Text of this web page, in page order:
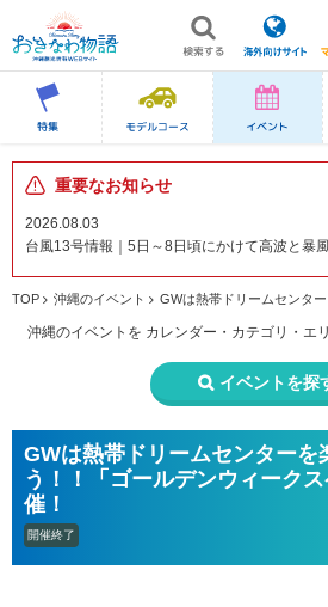
重要なお知らせ
2026.08.03
台風13号情報｜5日～8日頃にかけて高波と暴
TOP 沖縄のイベント GWは熱帯ドリームセンタ
沖縄のイベントを カレンダー・カテゴリ・エ
イベントを探
GWは熱帯ドリームセンターを
う！！「ゴールデンウィーク
催！
開催終了